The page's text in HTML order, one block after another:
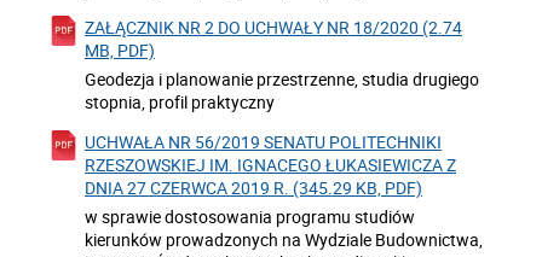
ZAŁĄCZNIK NR 2 DO UCHWAŁY NR 18/2020 (2.74
MB, PDF)
Geodezja i planowanie przestrzenne, studia drugiego
stopnia, profil praktyczny
UCHWAŁA NR 56/2019 SENATU POLITECHNIKI
RZESZOWSKIEJ IM. IGNACEGO ŁUKASIEWICZA Z
DNIA 27 CZERWCA 2019 R. (345.29 KB, PDF)
w sprawie dostosowania programu studiów
kierunków prowadzonych na Wydziale Budownictwa,